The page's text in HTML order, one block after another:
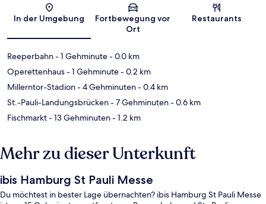
Karte
In der Umgebung
Fortbewegung vor
Ort
Restaurants
Reeperbahn- 1 Gehminute- 0.0 km
Operettenhaus- 1 Gehminute- 0.2 km
Millerntor-Stadion- 4 Gehminuten- 0.4 km
St.-Pauli-Landungsbrücken- 7 Gehminuten- 0.6 km
Fischmarkt- 13 Gehminuten- 1.2 km
Mehr zu dieser Unterkunft
ibis Hamburg St Pauli Messe
Du möchtest in bester Lage übernachten? ibis Hamburg St Pauli Messe